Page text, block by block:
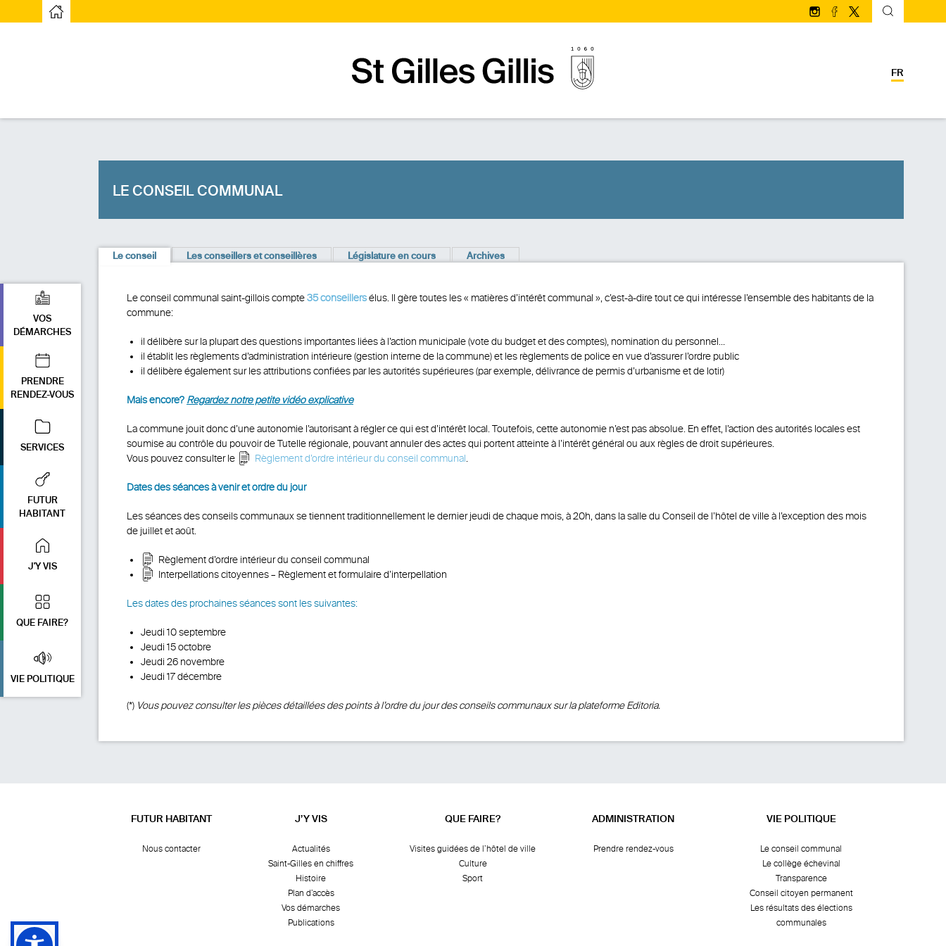
Page d’accueilPage d'accueil Suivez-nous sur Instagram
Suivez-nous sur
Suivez-nous sur
FR
VOS
DÉMARCHES
PRENDRE
RENDEZ-VOUS
SERVICES
FUTUR
HABITANT
J'Y VIS
QUE FAIRE?
VIE POLITIQUE
LE CONSEIL COMMUNAL
Le conseil Les conseillers et conseillères Législature en cours Archives
Le conseil communal saint-gillois compte35 conseillersélus. Il gère toutes les « matières d’intérêt communal », c’est-à-dire tout ce qui intéresse l’ensemble des habitants de la
commune:
il délibère sur la plupart des questions importantes liées à l’action municipale (vote du budget et des comptes), nomination du personnel…
il établit les règlements d’administration intérieure (gestion interne de la commune) et les règlements de police en vue d’assurer l’ordre public
il délibère également sur les attributions confiées par les autorités supérieures (par exemple, délivrance de permis d’urbanisme et de lotir)
Mais encore? Regardez notre petite vidéo explicative
La commune jouit donc d’une autonomie l’autorisant à régler ce qui est d’intérêt local. Toutefois, cette autonomie n’est pas absolue. En effet, l’action des autorités locales est
soumise au contrôle du pouvoir de Tutelle régionale, pouvant annuler des actes qui portent atteinte à l’intérêt général ou aux règles de droit supérieures.
Vous pouvez consulter le
Règlement d’ordre intérieurdu conseil communal.
Dates des séances à venir et ordre du jour
Les séances des conseils communaux se tiennent traditionnellement le dernier jeudi de chaque mois, à 20h, dans la salle du Conseil de l’hôtel de ville à l’exception des mois
de juillet et août.
Règlement d’ordre intérieur du conseil communal
Interpellations citoyennes – Règlement et formulaire d’interpellation
Les dates des prochaines séances sont les suivantes:
Jeudi 10 septembre
Jeudi 15 octobre
Jeudi 26 novembre
Jeudi 17 décembre
(*) Vous pouvez consulter les pièces détaillées des points à l’ordre du jour des conseils communauxsur la plateforme Editoria.
FUTUR HABITANT
Nous contacter
J’Y VIS
Actualités
Saint-Gilles en chiffres
Histoire
Plan d’accès
Vos démarches
Publications
QUE FAIRE?
Visites guidées de l’hôtel de ville
Culture
Sport
ADMINISTRATION
Prendre rendez-vous
VIE POLITIQUE
Le conseil communal
Le collège échevinal
Transparence
Conseil citoyen permanent
Les résultats des élections
communales